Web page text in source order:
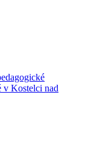
v Kostelci nad